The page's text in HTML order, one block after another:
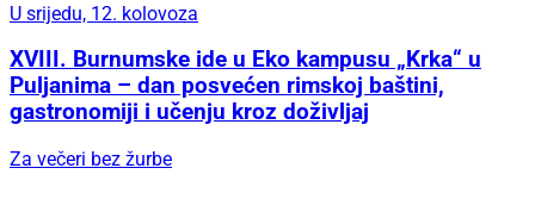
U srijedu, 12. kolovoza
XVIII. Burnumske ide u Eko kampusu „Krka“ u
Puljanima – dan posvećen rimskoj baštini,
gastronomiji i učenju kroz doživljaj
Za večeri bez žurbe